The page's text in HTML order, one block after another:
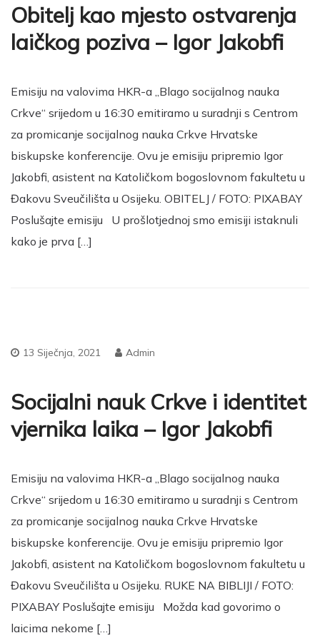
Obitelj kao mjesto ostvarenja
laičkog poziva – Igor Jakobfi
Emisiju na valovima HKR-a „Blago socijalnog nauka
Crkve“ srijedom u 16:30 emitiramo u suradnji s Centrom
za promicanje socijalnog nauka Crkve Hrvatske
biskupske konferencije. Ovu je emisiju pripremio Igor
Jakobfi, asistent na Katoličkom bogoslovnom fakultetu u
Đakovu Sveučilišta u Osijeku. OBITELJ / FOTO: PIXABAY
Poslušajte emisiju U prošlotjednoj smo emisiji istaknuli
kako je prva […]
13 Siječnja, 2021 Admin
Socijalni nauk Crkve i identitet
vjernika laika – Igor Jakobfi
Emisiju na valovima HKR-a „Blago socijalnog nauka
Crkve“ srijedom u 16:30 emitiramo u suradnji s Centrom
za promicanje socijalnog nauka Crkve Hrvatske
biskupske konferencije. Ovu je emisiju pripremio Igor
Jakobfi, asistent na Katoličkom bogoslovnom fakultetu u
Đakovu Sveučilišta u Osijeku. RUKE NA BIBLIJI / FOTO:
PIXABAY Poslušajte emisiju Možda kad govorimo o
laicima nekome […]